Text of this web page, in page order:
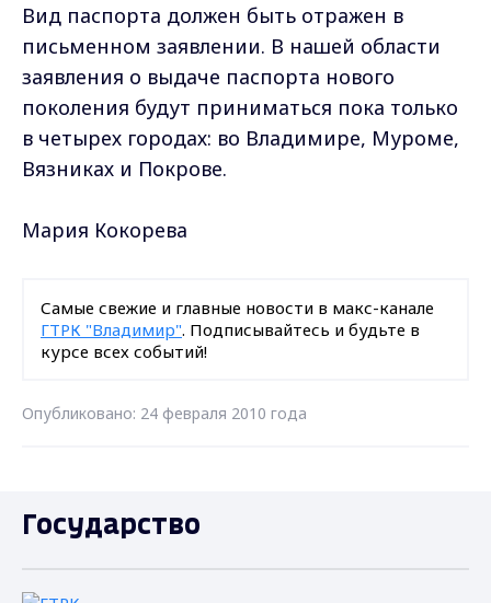
Вид паспорта должен быть отражен в
письменном заявлении. В нашей области
заявления о выдаче паспорта нового
поколения будут приниматься пока только
в четырех городах: во Владимире, Муроме,
Вязниках и Покрове.
Мария Кокорева
Самые свежие и главные новости в макс-канале
ГТРК "Владимир". Подписывайтесь и будьте в
курсе всех событий!
Опубликовано: 24 февраля 2010 года
Государство